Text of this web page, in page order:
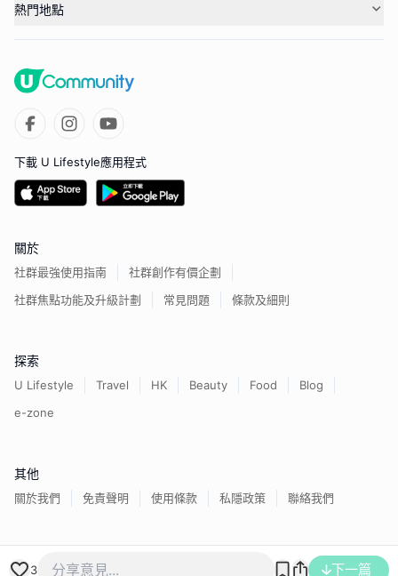
3 下一篇
熱門地點
下載 U Lifestyle應用程式
關於
社群最強使用指南
社群創作有價企劃
社群焦點功能及升級計劃
常見問題 條款及細則
探索
U Lifestyle Travel HK Beauty Food
Blog
e-zone
其他
關於我們 免責聲明 使用條款 私隱政策 聯絡我們
香港經濟日報版權所有©